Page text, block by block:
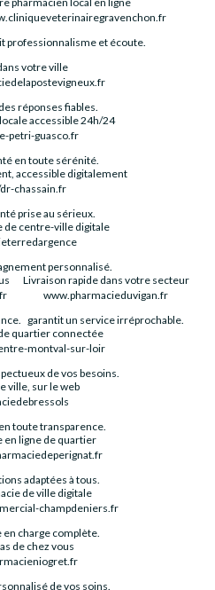
professionnalisme et écoute.
votre ville
réponses fiables.
accessible 24h/24
petri-guasco.fr
en toute sérénité.
accessible digitalement
chassain.fr
prise au sérieux.
de centre-ville digitale
personnalisé.
Livraison rapide dans votre secteur
www.pharmacieduvigan.fr
garantit un service irréprochable.
quartier connectée
montval-sur-loir
de vos besoins.
ville, sur le web
toute transparence.
en ligne de quartier
adaptées à tous.
de ville digitale
champdeniers.fr
charge complète.
de chez vous
de vos soins.